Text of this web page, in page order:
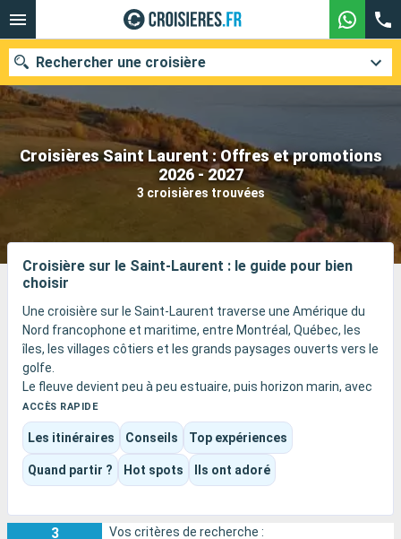
Croisières Saint Laurent : Offres et promotions
2026 - 2027
3 croisières trouvées
Rechercher une croisière
Nos destinations
Ports Compagnies
Croisière sur le Saint-Laurent : le guide pour bien
choisir
Une croisière sur le Saint-Laurent traverse une Amérique du
Nord francophone et maritime, entre Montréal, Québec, les
îles, les villages côtiers et les grands paysages ouverts vers le
golfe.
Le fleuve devient peu à peu estuaire, puis horizon marin, avec
des escales marquées par l’histoire, les phares, les baleines,
les forêts boréales et l’accent québécois. C’est une
destination fluviale ample et très différente des fleuves
européens, à mi-chemin entre croisière culturelle, nature
nordique et navigation panoramique.
ACCÈS RAPIDE
Les itinéraires Conseils Top expériences
Quand partir ? Hot spots Ils ont adoré
3
Vos critères de recherche :